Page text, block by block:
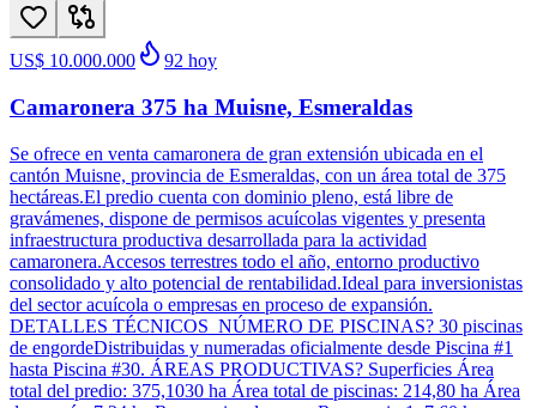
US$ 10.000.000 92 hoy
Camaronera 375 ha Muisne, Esmeraldas
Se ofrece en venta camaronera de gran extensión ubicada en el
cantón Muisne, provincia de Esmeraldas, con un área total de 375
hectáreas.El predio cuenta con dominio pleno, está libre de
gravámenes, dispone de permisos acuícolas vigentes y presenta
infraestructura productiva desarrollada para la actividad
camaronera.Accesos terrestres todo el año, entorno productivo
consolidado y alto potencial de rentabilidad.Ideal para inversionistas
del sector acuícola o empresas en proceso de expansión.
DETALLES TÉCNICOS NÚMERO DE PISCINAS? 30 piscinas
de engordeDistribuidas y numeradas oficialmente desde Piscina #1
hasta Piscina #30. ÁREAS PRODUCTIVAS? Superficies Área
total del predio: 375,1030 ha Área total de piscinas: 214,80 ha Área